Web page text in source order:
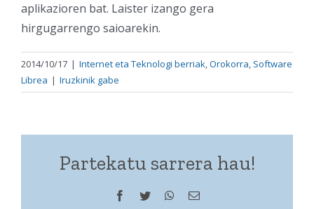
aplikazioren bat. Laister izango gera
hirgugarrengo saioarekin.
2014/10/17 | Internet eta Teknologi berriak,Orokorra, Software
Librea | Iruzkinik gabe
Partekatu sarrera hau!
Facebook
Twitter WhatsApp
Helbide